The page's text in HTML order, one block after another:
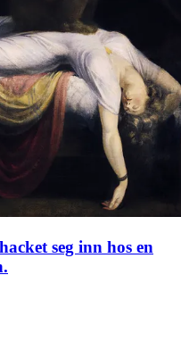
seg inn hos en